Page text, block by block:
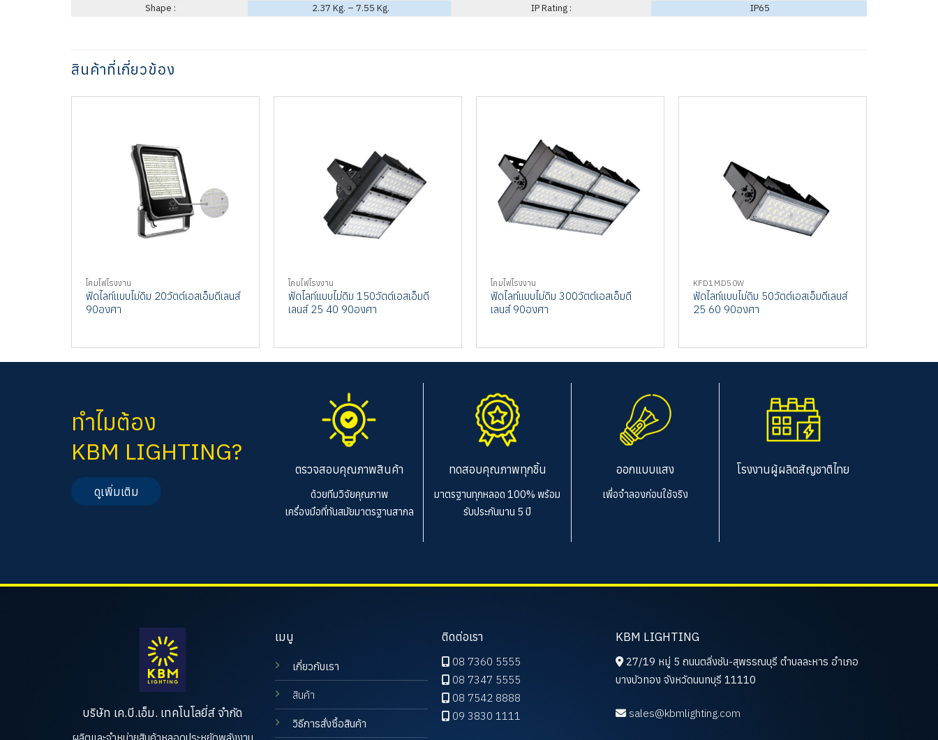
Shape :
2.37 Kg. – 7.55 Kg. IP Rating : IP65
สินค้าที่เกี่ยวข้อง
โคมไฟโรงงาน
ฟัดไลท์แบบไม่ดิม 20วัตต์เอสเอ็มดีเลนส์
90องศา
โคมไฟโรงงาน
ฟัดไลท์แบบไม่ดิม 150วัตต์เอสเอ็มดี
เลนส์ 25 40 90องศา
โคมไฟโรงงาน
ฟัดไลท์แบบไม่ดิม 300วัตต์เอสเอ็มดี
เลนส์ 90องศา
KFD1MD50W
ฟัดไลท์แบบไม่ดิม 50วัตต์เอสเอ็มดีเลนส์
25 60 90องศา
ทำไมต้อง
KBM LIGHTING?
ดูเพิ่มเติม
ตรวจสอบคุณภาพสินค้า
ด้วยทีมวิจัยคุณภาพ
เครื่องมือที่ทันสมัยมาตรฐานสากล
ทดสอบคุณภาพทุกชิ้น
มาตรฐานทุกหลอด 100% พร้อม
รับประกันนาน 5 ปี
ออกแบบแสง
เพื่อจำลองก่อนใช้จริง
โรงงานผู้ผลิตสัญชาติไทย
บริษัท เค.บี.เอ็ม. เทคโนโลยี่ส์ จำกัด
ผลิตและจำหน่ายสินค้าหลอดประหยัดพลังงาน
เมนู
เกี่ยวกับเรา
สินค้า
วิธีการสั่งซื้อสินค้า
ติดต่อเรา
08 7360 5555
08 7347 5555
08 7542 8888
09 3830 1111
KBM LIGHTING
27/19 หมู่ 5 ถนนตลิ่งชัน-สุพรรณบุรี ตำบลละหาร อำเภอ
บางบัวทอง จังหวัดนนทบุรี 11110
sales@kbmlighting.com